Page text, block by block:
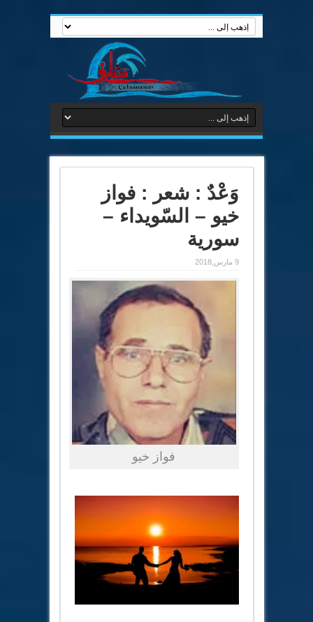
وَعْدٌ : شعر : فواز
خيو – السّويداء –
سورية
9 مارس,2018
فواز خيو